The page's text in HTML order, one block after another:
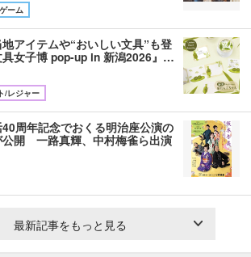
ーム
アイテムや“おいしい文具”も登
女子博 pop-up in 新潟2026』…
/レジャー
周年記念でおくる明治座公演の
公開 一路真輝、中村梅雀ら出演
最新記事をもっと見る